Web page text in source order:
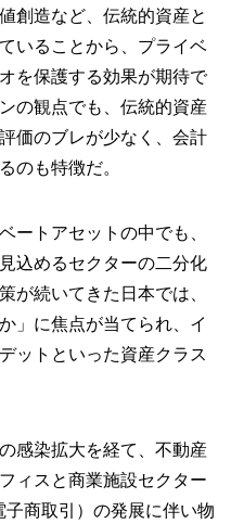
創造など、伝統的資産と
いることから、プライベ
を保護する効果が期待で
の観点でも、伝統的資産
価のブレが少なく、会計
のも特徴だ。
ートアセットの中でも、
込めるセクターの二分化
が続いてきた日本では、
」に焦点が当てられ、イ
ットといった資産クラス
感染拡大を経て、不動産
ィスと商業施設セクター
商取引）の発展に伴い物